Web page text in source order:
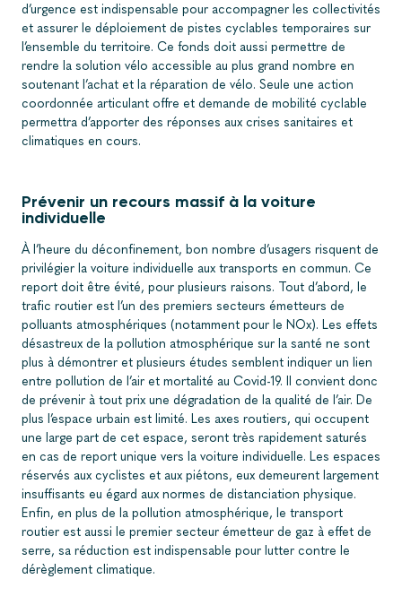
d’urgence est indispensable pour accompagner les collectivités
et assurer le déploiement de pistes cyclables temporaires sur
l’ensemble du territoire. Ce fonds doit aussi permettre de
rendre la solution vélo accessible au plus grand nombre en
soutenant l’achat et la réparation de vélo. Seule une action
coordonnée articulant offre et demande de mobilité cyclable
permettra d’apporter des réponses aux crises sanitaires et
climatiques en cours.
Prévenir un recours massif à la voiture
individuelle
À l’heure du déconfinement, bon nombre d’usagers risquent de
privilégier la voiture individuelle aux transports en commun. Ce
report doit être évité, pour plusieurs raisons. Tout d’abord, le
trafic routier est l’un des premiers secteurs émetteurs de
polluants atmosphériques (notamment pour le NOx). Les effets
désastreux de la pollution atmosphérique sur la santé ne sont
plus à démontrer et plusieurs études semblent indiquer un lien
entre pollution de l’air et mortalité au Covid-19. Il convient donc
de prévenir à tout prix une dégradation de la qualité de l’air. De
plus l’espace urbain est limité. Les axes routiers, qui occupent
une large part de cet espace, seront très rapidement saturés
en cas de report unique vers la voiture individuelle. Les espaces
réservés aux cyclistes et aux piétons, eux demeurent largement
insuffisants eu égard aux normes de distanciation physique.
Enfin, en plus de la pollution atmosphérique, le transport
routier est aussi le premier secteur émetteur de gaz à effet de
serre, sa réduction est indispensable pour lutter contre le
dérèglement climatique.